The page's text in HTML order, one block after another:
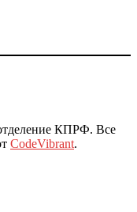
КПРФ. Все
CodeVibrant.